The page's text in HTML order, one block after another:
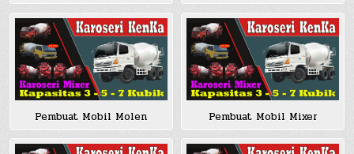
Pembuat Mobil Molen Pembuat Mobil Mixer